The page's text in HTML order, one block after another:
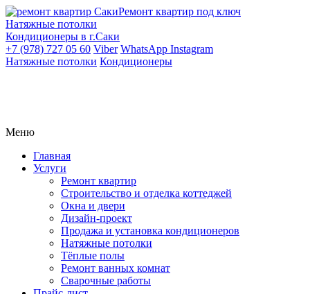
Ремонт квартир под ключ
Натяжные потолки
Кондиционеры в г.Саки
+7 (978) 727 05 60 Viber WhatsApp Instagram
Натяжные потолки Кондиционеры
Меню
Главная
Услуги
Ремонт квартир
Строительство и отделка коттеджей
Окна и двери
Дизайн-проект
Продажа и установка кондиционеров
Натяжные потолки
Тёплые полы
Ремонт ванных комнат
Сварочные работы